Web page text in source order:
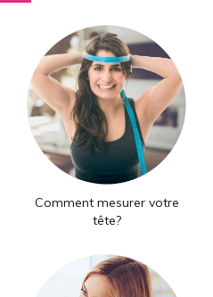
Comment mesurer votre
tête?